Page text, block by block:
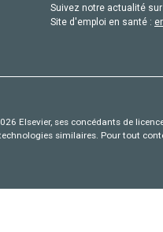
Suivez notre actualité
Site d'emploi en santé :
Elsevier, ses concédants de
similaires. Pour tout